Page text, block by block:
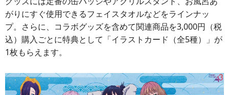
がりにすぐ使用できるフェイスタオルなどをラインナッ
プ。さらに、コラボグッズを含めて関連商品を3,000円（税
込）購入ごとに特典として「イラストカード（全5種）」が
1枚もらえます。